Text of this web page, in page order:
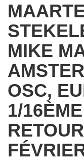
MIKE
OSC,
1/